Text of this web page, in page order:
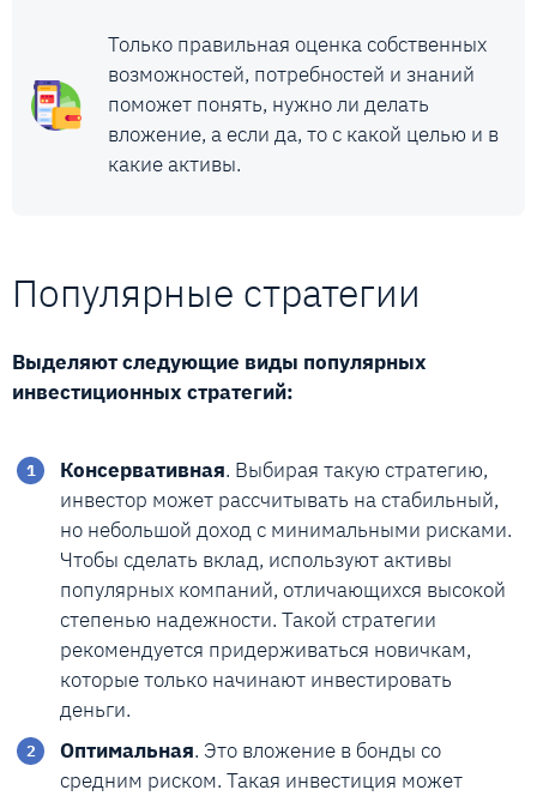
Только правильная оценка собственных
возможностей, потребностей и знаний
поможет понять, нужно ли делать
вложение, а если да, то с какой целью и в
какие активы.
Популярные стратегии
Выделяют следующие виды популярных
инвестиционных стратегий:
Консервативная. Выбирая такую стратегию,
инвестор может рассчитывать на стабильный,
но небольшой доход с минимальными рисками.
Чтобы сделать вклад, используют активы
популярных компаний, отличающихся высокой
степенью надежности. Такой стратегии
рекомендуется придерживаться новичкам,
которые только начинают инвестировать
деньги.
Оптимальная. Это вложение в бонды со
средним риском. Такая инвестиция может